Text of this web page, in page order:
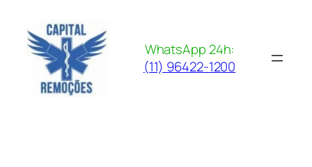
para
conteúdo
WhatsApp 24h:
(11) 96422-1200